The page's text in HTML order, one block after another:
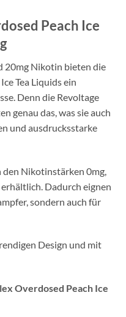
Peach Ice
20mg Nikotin bieten die
Tea Liquids ein
Denn die Revoltage
genau das, was sie auch
und ausdrucksstarke
den Nikotinstärken 0mg,
Dadurch eignen
sondern auch für
Design und mit
Overdosed Peach Ice